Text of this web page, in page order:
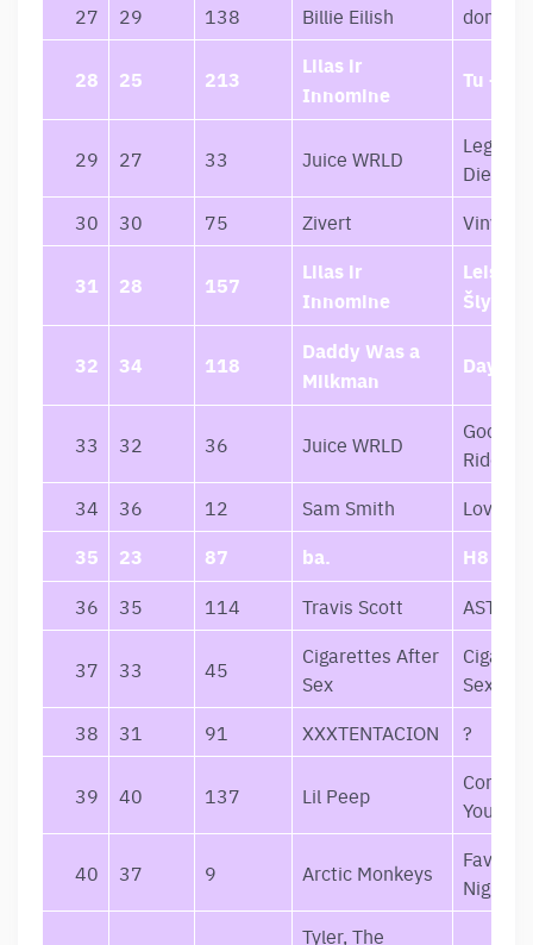
27
29 138 Billie Eilish dont
28 25 213
Lilas ir
Innomine
Tu –
29 27 33 Juice WRLD
Die
30
30 75 Zivert Vinyl #1
31 28 157
Lilas ir
Innomine
Leisk
32 34 118
Daddy Was a
Milkman
33 32 36 Juice WRLD
34
36 12 Sam Smith Love
35 23 87 ba. H8
36 35 114 Travis Scott
37 33 45
Cigarettes After
Sex
Sex
38
31 91 XXXTENTACION ?
39 40 137 Lil Peep
Come
You’re
40 37 9 Arctic Monkeys
Tyler, The